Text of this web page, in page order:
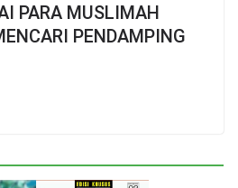
PARA MUSLIMAH
PENDAMPING